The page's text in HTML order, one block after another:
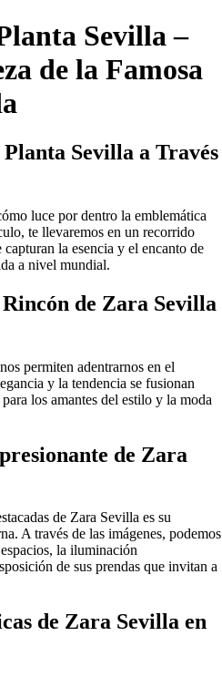
Sevilla –
de la Famosa
Sevilla a Través
luce por dentro la emblemática
te llevaremos en un recorrido
la esencia y el encanto de
a nivel mundial.
de Zara Sevilla
permiten adentrarnos en el
y la tendencia se fusionan
los amantes del estilo y la moda
de Zara
de Zara Sevilla es su
A través de las imágenes, podemos
la iluminación
de sus prendas que invitan a
de Zara Sevilla en